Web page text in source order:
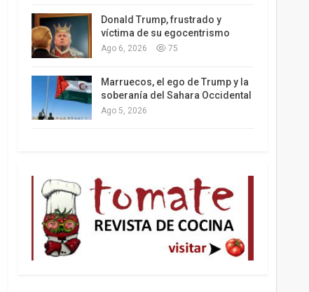
Trump y las drogas: la viga en los propios ojos
Donald Trump, frustrado y
víctima de su egocentrismo
Ago 6, 2026 75
Marruecos, el ego de Trump y la
soberanía del Sahara Occidental
Ago 5, 2026